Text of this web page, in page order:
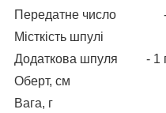
Передатне число -
Місткість шпулі -
Додаткова шпуля - 1
Оберт, см -
Вага, г -